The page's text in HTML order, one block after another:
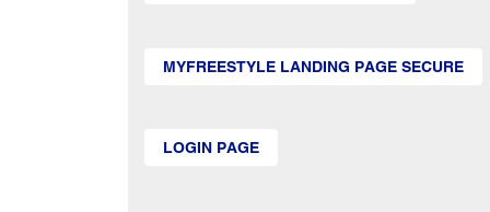
MYFREESTYLE LANDING PAGE SECURE
LOGIN PAGE